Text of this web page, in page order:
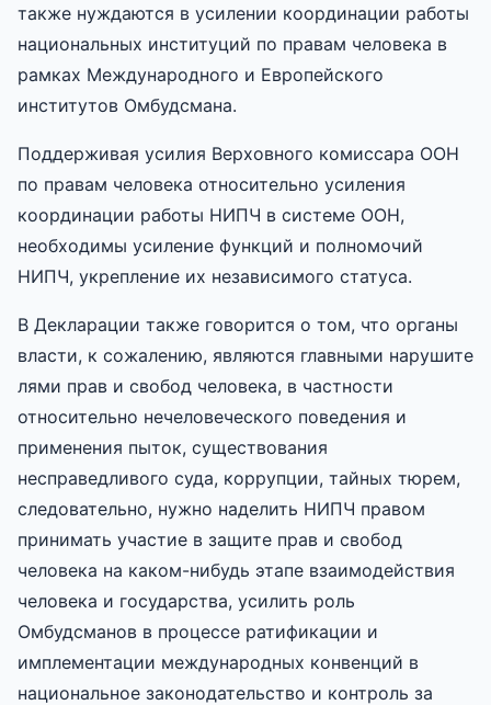
также нуждаются в усилении координации работы
национальных институций по правам человека в
рамках Международного и Европейского
институтов Омбудсмана.
Поддерживая усилия Верховного комиссара ООН
по правам человека относительно усиления
координации работы НИПЧ в системе ООН,
необходимы усиление функций и полномочий
НИПЧ, укрепление их независимого статуса.
В Декларации также говорится о том, что органы
власти, к сожалению, являются главными нарушите
лями прав и свобод человека, в частности
относительно нечеловеческого поведения и
применения пыток, существования
несправедливого суда, коррупции, тайных тюрем,
следовательно, нужно наделить НИПЧ правом
принимать участие в защите прав и свобод
человека на каком-нибудь этапе взаимодействия
человека и государства, усилить роль
Омбудсманов в процессе ратификации и
имплементации международных конвенций в
национальное законодательство и контроль за